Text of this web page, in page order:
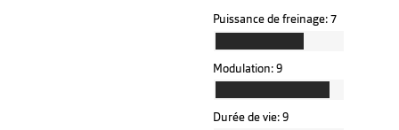
Puissance de freinage:7
Modulation:9
Durée de vie:9